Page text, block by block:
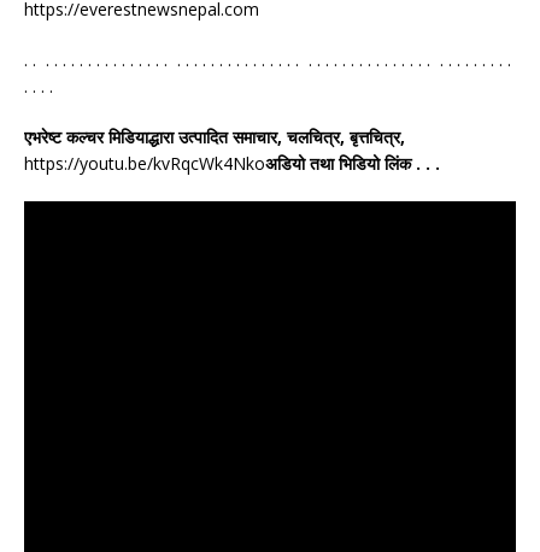
https://everestnewsnepal.com
. . . . . . . . . . . . . . . . . . . . . . . . . . . . . . . . . . . . . . . . . . . . . . . . . . . . . . . .
. . . .
एभरेष्ट कल्चर मिडियाद्धारा उत्पादित समाचार, चलचित्र, बृत्तचित्र,
https://youtu.be/kvRqcWk4Nkoअडियो तथा भिडियो लिंक . . .